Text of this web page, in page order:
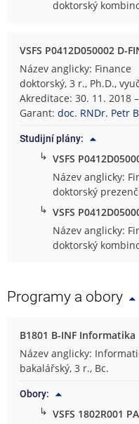
doktorský
VSFS P0412D050002 D-
Název anglicky: Finance
doktorský, 3 r., Ph.D.,
Akreditace: 30. 11. 2018
Garant:doc. RNDr. Petr
Studijní plány:
↳ VSFS
Název anglicky:
doktorský
↳ VSFS
Název anglicky:
doktorský
Programy a obory
B1801 B-INF Informatika
Název anglicky:
bakalářský, 3 r., Bc.
Obory:
↳ VSFS 1802R001